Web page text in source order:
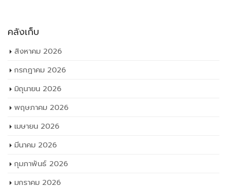
สิงหาคม 2026
กรกฎาคม 2026
มิถุนายน 2026
พฤษภาคม 2026
เมษายน 2026
มีนาคม 2026
กุมภาพันธ์ 2026
มกราคม 2026
ธันวาคม 2025